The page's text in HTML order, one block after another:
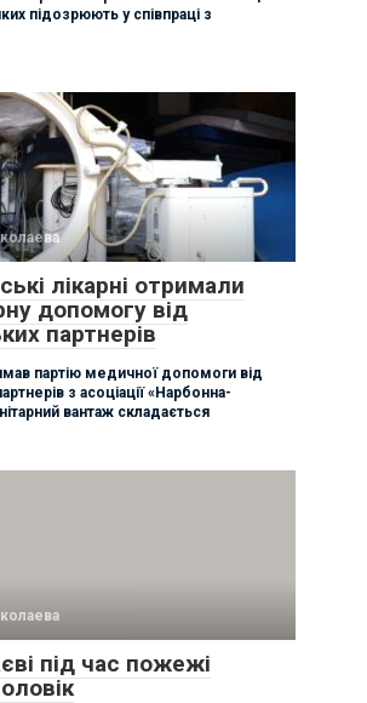
підозрюють у співпраці з
лікарні отримали
допомогу від
партнерів
партію медичної допомоги від
з асоціації «Нарбонна-
вантаж складається
під час пожежі